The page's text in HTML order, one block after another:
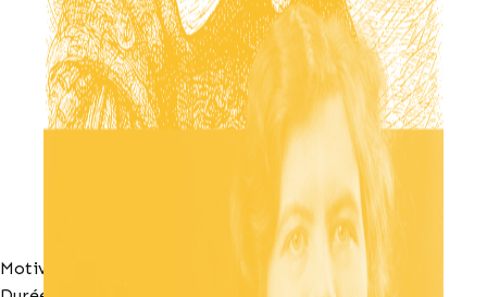
Motiver comme Nicolas Fouquet